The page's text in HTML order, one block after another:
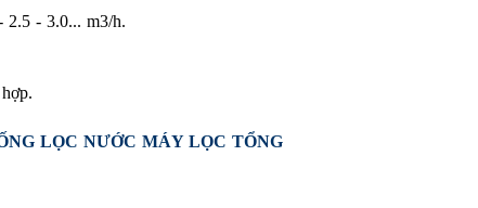
2.5 - 3.0... m3/h.
LỌC NƯỚC MÁY LỌC TỔNG